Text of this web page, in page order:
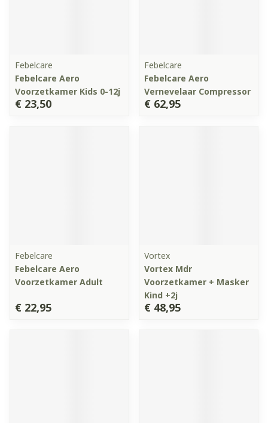
Febelcare
Febelcare Aero
Voorzetkamer Kids 0-12j
€ 23,50
Febelcare
Febelcare Aero
Vernevelaar Compressor
€ 62,95
Febelcare
Febelcare Aero
Voorzetkamer Adult
€ 22,95
Vortex
Vortex Mdr
Voorzetkamer + Masker
Kind +2j
€ 48,95